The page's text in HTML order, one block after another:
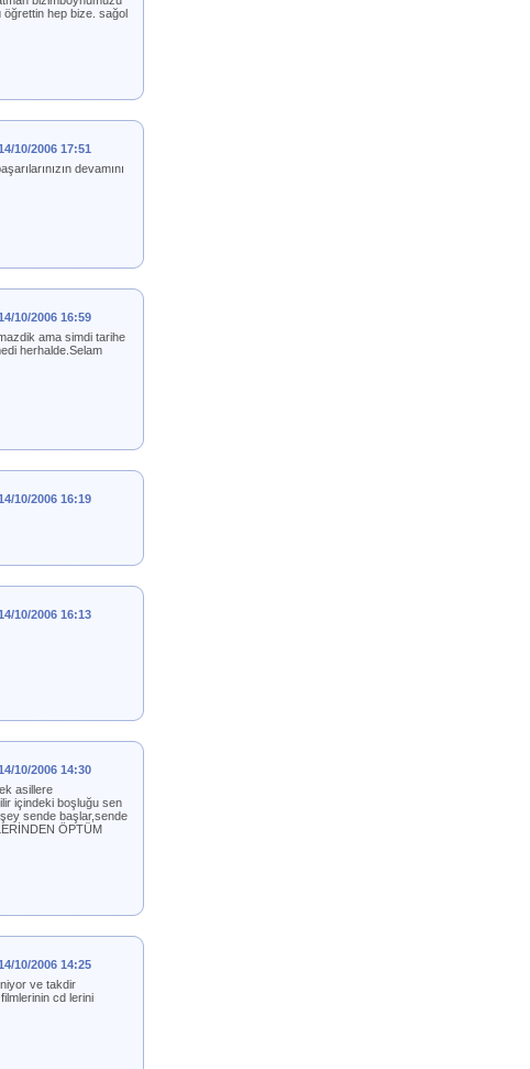
hep bize. sağol
10/2006 17:51
devamını
10/2006 16:59
ama simdi tarihe
herhalde.Selam
10/2006 16:19
10/2006 16:13
10/2006 14:30
asillere
içindeki boşluğu sen
sende başlar,sende
ÖPTÜM
10/2006 14:25
ve takdir
cd lerini